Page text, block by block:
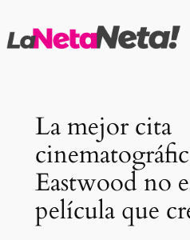
al
La mejor cita
Eastwood no
película que